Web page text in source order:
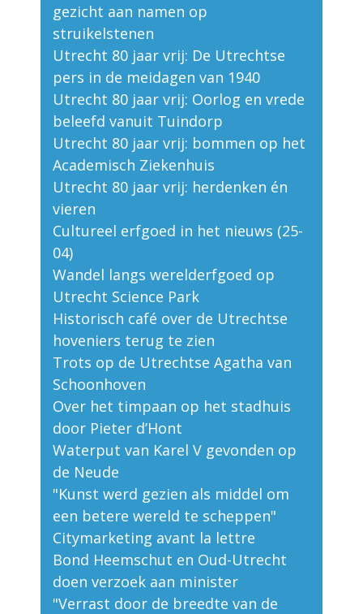
gezicht aan namen op
struikelstenen
Utrecht 80 jaar vrij: De Utrechtse
pers in de meidagen van 1940
Utrecht 80 jaar vrij: Oorlog en vrede
beleefd vanuit Tuindorp
Utrecht 80 jaar vrij: bommen op het
Academisch Ziekenhuis
Utrecht 80 jaar vrij: herdenken én
vieren
Cultureel erfgoed in het nieuws (25-
04)
Wandel langs werelderfgoed op
Utrecht Science Park
Historisch café over de Utrechtse
hoveniers terug te zien
Trots op de Utrechtse Agatha van
Schoonhoven
Over het timpaan op het stadhuis
door Pieter d’Hont
Waterput van Karel V gevonden op
de Neude
"Kunst werd gezien als middel om
een betere wereld te scheppen"
Citymarketing avant la lettre
Bond Heemschut en Oud-Utrecht
doen verzoek aan minister
"Verrast door de breedte van de